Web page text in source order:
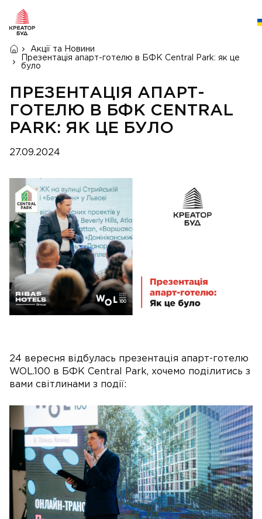
Акції та Новини
Презентація апарт-готелю в БФК Central Park: як це
було
ПРЕЗЕНТАЦІЯ АПАРТ-
ГОТЕЛЮ В БФК CENTRAL
PARK: ЯК ЦЕ БУЛО
27.09.2024
24 вересня відбулась презентація апарт-готелю
WOL.100 в БФК Central Park, хочемо поділитись з
вами світлинами з події: